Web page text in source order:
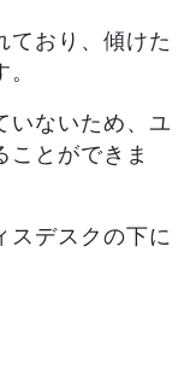
ており、傾けた
いないため、ユ
ことができま
スデスクの下に